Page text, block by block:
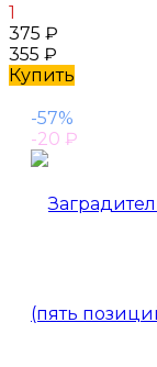
1
375 ₽
355 ₽
Купить
-57%
-20 ₽